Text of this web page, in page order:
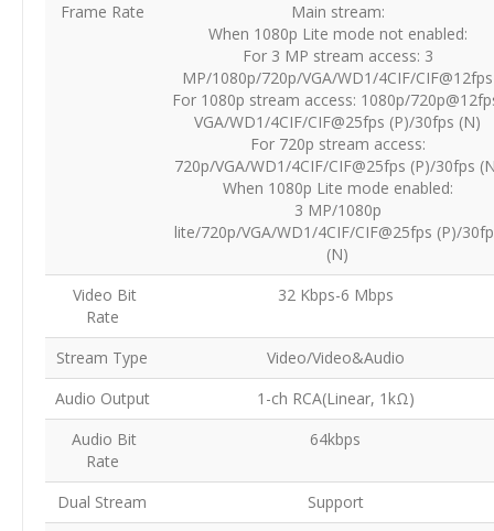
Frame Rate
Main stream:
When 1080p Lite mode not enabled:
For 3 MP stream access: 3
MP/1080p/720p/VGA/WD1/4CIF/CIF@12fps
For 1080p stream access: 1080p/
VGA/WD1/4CIF/CIF@25fps (P)/30fps (N)
For 720p stream access:
720p/VGA/WD1/4CIF/CIF@25fps (P)/30fps
When 1080p Lite mode enabled:
3 MP/1080p
lite/720p/VGA/WD1/4CIF/CIF@25fps (P)/
(N)
Video Bit
Rate
32 Kbps-6 Mbps
Stream Type
Video/Video&Audio
Audio Output
1-ch RCA(Linear, 1kΩ)
Audio Bit
Rate
64kbps
Dual Stream
Support